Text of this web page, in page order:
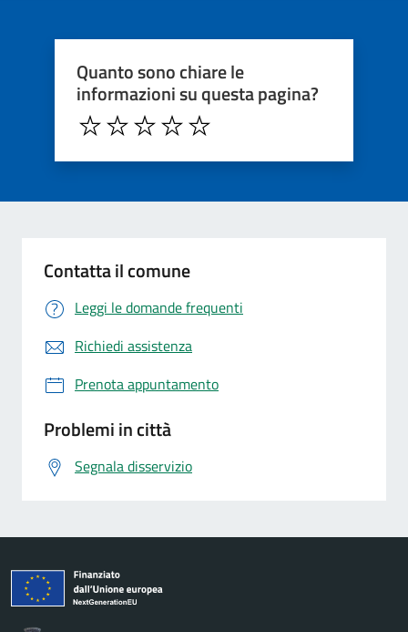
Quanto sono chiare le
informazioni su questa pagina?
Contatta il comune
Leggi le domande frequenti
Richiedi assistenza
Prenota appuntamento
Problemi in città
Segnala disservizio